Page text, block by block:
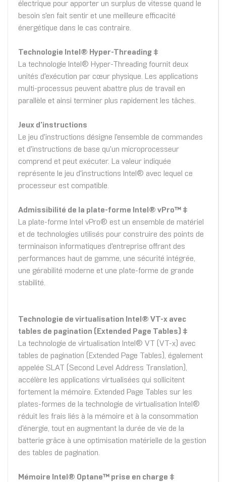
électrique pour apporter un surplus de vitesse quand le
besoin s'en fait sentir et une meilleure efficacité
énergétique dans le cas contraire.
Technologie Intel® Hyper-Threading ‡
La technologie Intel® Hyper-Threading fournit deux
unités d'exécution par cœur physique. Les applications
multi-processus peuvent abattre plus de travail en
parallèle et ainsi terminer plus rapidement les tâches.
Jeux d'instructions
Le jeu d'instructions désigne l'ensemble de commandes
et d'instructions de base qu'un microprocesseur
comprend et peut exécuter. La valeur indiquée
représente le jeu d'instructions Intel® avec lequel ce
processeur est compatible.
Admissibilité de la plate-forme Intel® vPro™ ‡
La plate-forme Intel vPro® est un ensemble de matériel
et de technologies utilisés pour construire des points de
terminaison informatiques d'entreprise offrant des
performances haut de gamme, une sécurité intégrée,
une gérabilité moderne et une plate-forme de grande
stabilité.
Technologie de virtualisation Intel® VT-x avec
tables de pagination (Extended Page Tables) ‡
La technologie de virtualisation Intel® VT (VT-x) avec
tables de pagination (Extended Page Tables), également
appelée SLAT (Second Level Address Translation),
accélère les applications virtualisées qui sollicitent
fortement la mémoire. Extended Page Tables sur les
plates-formes de la technologie de virtualisation Intel®
réduit les frais liés à la mémoire et à la consommation
d'énergie, tout en augmentant la durée de vie de la
batterie grâce à une optimisation matérielle de la gestion
des tables de pagination.
Mémoire Intel® Optane™ prise en charge ‡